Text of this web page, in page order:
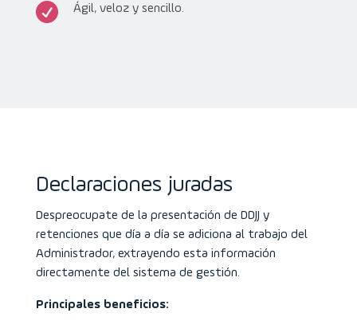
 Ágil, veloz y sencillo.
Declaraciones juradas
Despreocupate de la presentación de DDJJ y
retenciones que día a día se adiciona al trabajo del
Administrador, extrayendo esta información
directamente del sistema de gestión.
Principales beneficios: